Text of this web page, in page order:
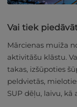
Vai tiek
Mārcienas muiža
aktivitāšu klāstu.
takas, izšūpoties
peldvietās,
SUP dēļu, laivu,